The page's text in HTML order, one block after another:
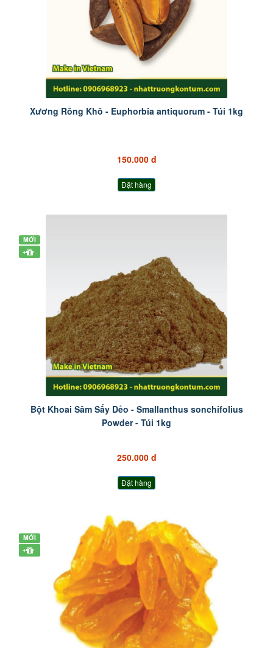
Xương Rồng Khô - Euphorbia antiquorum - Túi 1kg
150.000 đ
Đặt hàng
MỚI
+
Bột Khoai Sâm Sấy Dẻo - Smallanthus sonchifolius
Powder - Túi 1kg
250.000 đ
Đặt hàng
MỚI
+